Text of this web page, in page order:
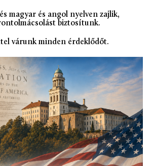
magyar és angol nyelven zajlik,
biztosítunk.
várunk minden érdeklődőt.